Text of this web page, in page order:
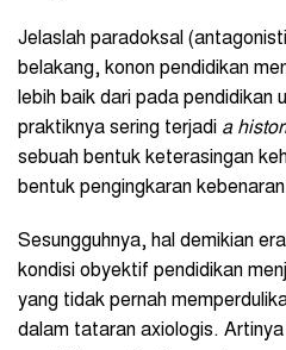
Jelaslah paradoksal
belakang, konon pendidikan
lebih baik dari pada pendidikan
praktiknya sering terjadi a
sebuah bentuk keterasingan
bentuk pengingkaran
Sesungguhnya, hal demikian
kondisi obyektif pendidikan
yang tidak pernah
dalam tataran axiologis.